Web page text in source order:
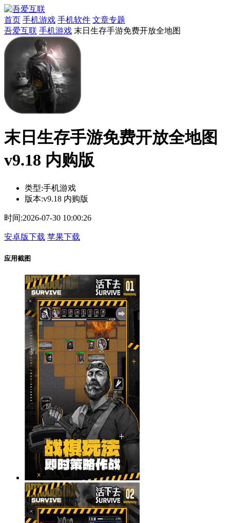
首页 手机游戏 手机软件 文章专题
吾爱互联 手机游戏 末日生存手游免费开放全地图
末日生存手游免费开放全地图
v9.18 内购版
类型:手机游戏
版本:v9.18 内购版
时间:2026-07-30 10:00:26
安卓版下载 苹果下载
应用截图